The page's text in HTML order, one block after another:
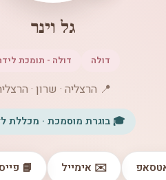
גל וינר
דולה דולה - תומכת
📍 הרצליה · שרון ·
🎓 בוגרת מוסמכת · מכללת
✉️ אימייל 📘